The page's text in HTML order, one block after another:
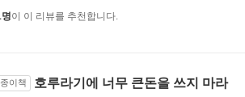
아 있는 동안 할 수 있을 때, 좋은 씨를 뿌려라.
이 이 리뷰를 추천합니다.
종이책 호루라기에 너무 큰돈을 쓰지 마라